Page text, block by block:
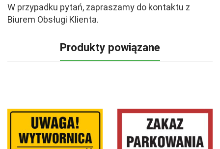
W przypadku pytań, zapraszamy do kontaktu z
Biurem Obsługi Klienta.
Produkty powiązane